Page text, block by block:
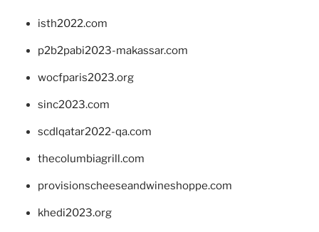
isth2022.com
p2b2pabi2023-makassar.com
wocfparis2023.org
sinc2023.com
scdlqatar2022-qa.com
thecolumbiagrill.com
provisionscheeseandwineshoppe.com
khedi2023.org